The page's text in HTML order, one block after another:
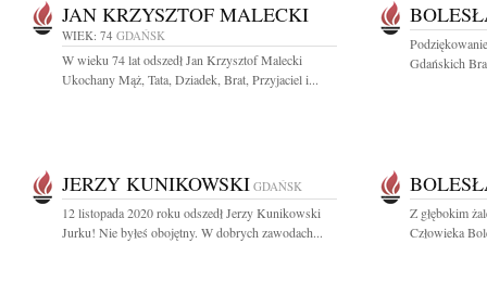
JAN KRZYSZTOF MALECKI
WIEK: 74 GDAŃSK
W wieku 74 lat odszedł Jan Krzysztof Malecki
Ukochany Mąż, Tata, Dziadek, Brat, Przyjaciel i...
Gdańskich
JERZY KUNIKOWSKI GDAŃSK
12 listopada 2020 roku odszedł Jerzy Kunikowski
Jurku! Nie byłeś obojętny. W dobrych zawodach...
Z głębokim
Człowieka